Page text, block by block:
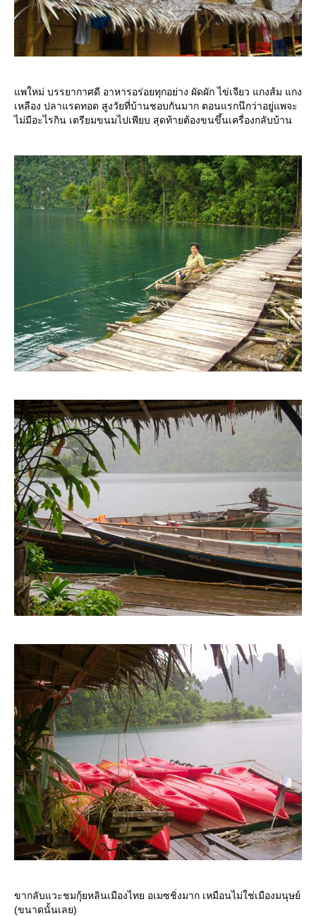
พใหม่ บรรยากาศดี อาหารอร่อยทุกอย่าง ผัดผัก ไข่เจียว แกงส้ม แกง
เหลือง ปลาแรดทอด สูงวัยที่บ้านชอบกันมาก ตอนแรกนึกว่าอยู่แพจะ
ไม่มีอะไรกิน เตรียมขนมไปเพียบ สุดท้ายต้องขนขึ้นเครื่องกลับบ้าน
ขากลับแวะชมกุ้ยหลินเมืองไทย อเมซชิ่งมาก เหมือนไม่ใช่เมืองมนุษย์
(ขนาดนั้นเลย)